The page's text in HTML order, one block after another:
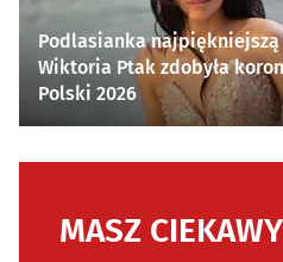
Podlasianka najpiękniejszą
Wiktoria Ptak zdobyła
Polski 2026
MASZ